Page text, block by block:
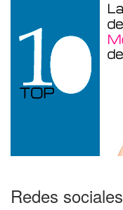
Redes sociales